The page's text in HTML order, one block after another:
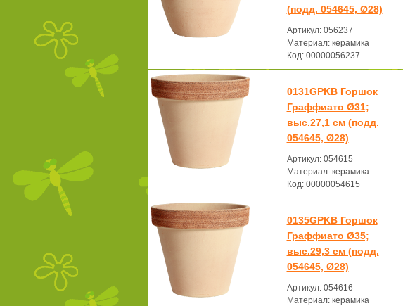
(подд. 054645, Ø28)
Артикул: 056237
Материал: керамика
Код: 00000056237
0131GPKB Горшок
Граффиато Ø31;
выс.27,1 см (подд.
054645, Ø28)
Артикул: 054615
Материал: керамика
Код: 00000054615
0135GPKB Горшок
Граффиато Ø35;
выс.29,3 см (подд.
054645, Ø28)
Артикул: 054616
Материал: керамика